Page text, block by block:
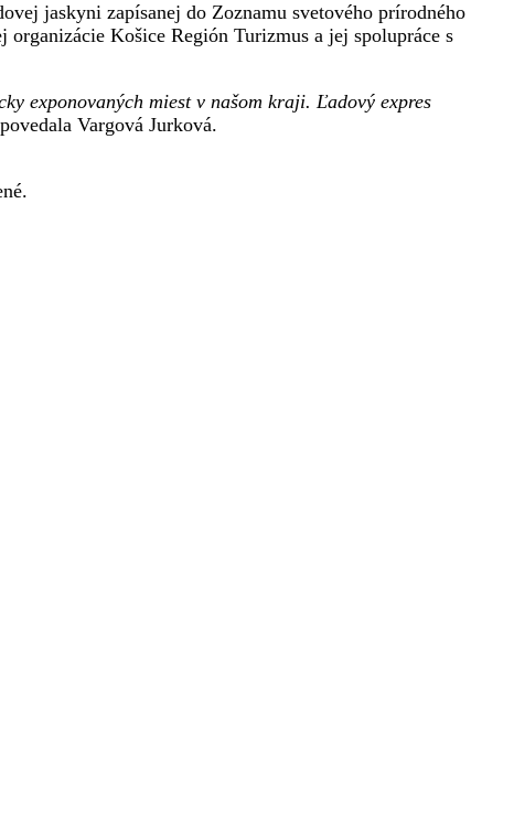
jaskyni zapísanej do Zoznamu svetového prírodného
Košice Región Turizmus a jej spolupráce s
exponovaných miest v našom kraji. Ľadový expres
povedala Vargová Jurková.